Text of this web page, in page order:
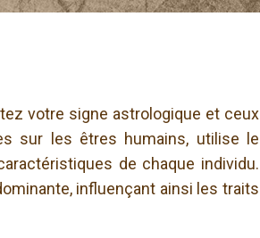
votre signe astrologique et ceux
sur les êtres humains, utilise le
de chaque individu.
influençant ainsi les traits